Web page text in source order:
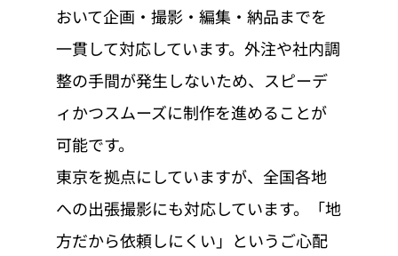
おいて企画・撮影・編集・納品までを
一貫して対応しています。外注や社内調
整の手間が発生しないため、スピーデ
ィかつスムーズに制作を進めることが
可能です。
東京を拠点にしていますが、全国各地
への出張撮影にも対応しています。「地
方だから依頼しにくい」というご心配